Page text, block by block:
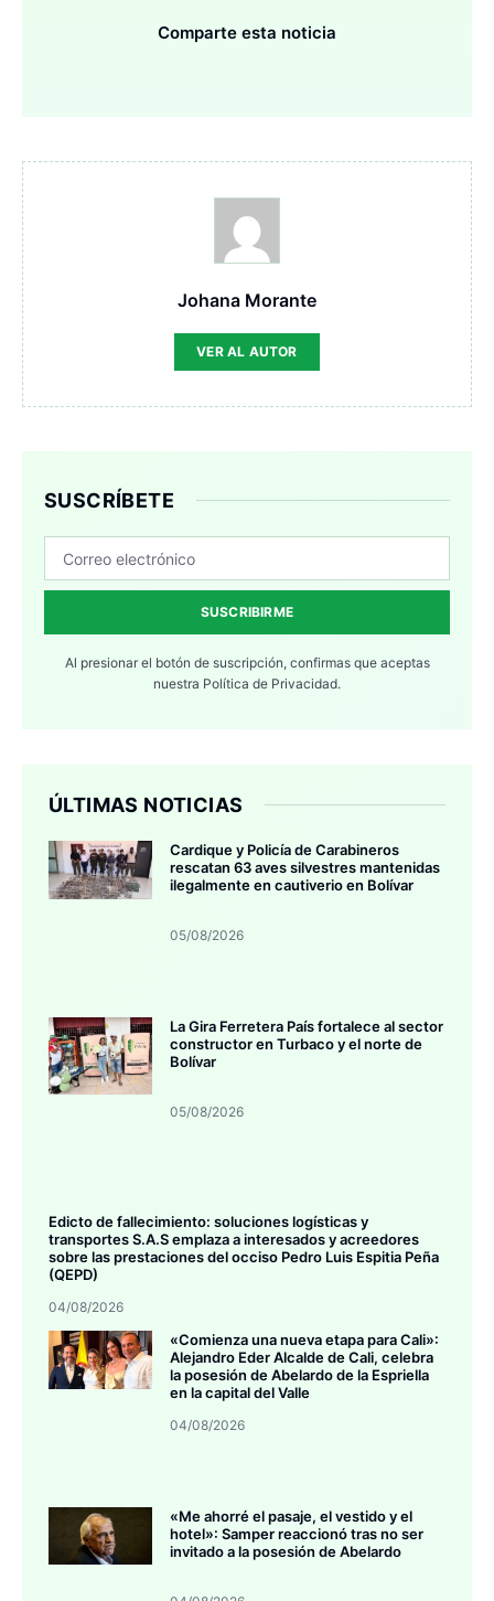
Comparte esta noticia
Johana Morante
VER AL AUTOR
SUSCRÍBETE
SUSCRIBIRME
Al presionar el botón de suscripción, confirmas que aceptas
nuestra Política de Privacidad.
ÚLTIMAS NOTICIAS
Cardique y Policía de Carabineros
rescatan 63 aves silvestres mantenidas
ilegalmente en cautiverio en Bolívar
05/08/2026
La Gira Ferretera País fortalece al sector
constructor en Turbaco y el norte de
Bolívar
05/08/2026
Edicto de fallecimiento: soluciones logísticas y
transportes S.A.S emplaza a interesados y acreedores
sobre las prestaciones del occiso Pedro Luis Espitia Peña
(QEPD)
04/08/2026
«Comienza una nueva etapa para Cali»:
Alejandro Eder Alcalde de Cali, celebra
la posesión de Abelardo de la Espriella
en la capital del Valle
04/08/2026
«Me ahorré el pasaje, el vestido y el
hotel»: Samper reaccionó tras no ser
invitado a la posesión de Abelardo